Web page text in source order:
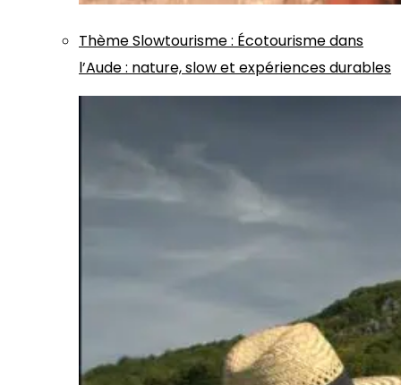
ThèmeSlowtourisme: Écotourisme dans
l’Aude : nature, slow et expériences durables